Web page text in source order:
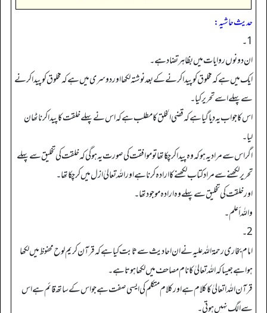
حدیث حاشیہ:
1۔
ان دونوں روایات میں بظاہر تضاد ہے۔
ایک میں ہے کہ مخلوق کو پیدا کرنے کے بعد نوشتہ لکھا اور دوسری میں ہےکہ مخلوق کو پیدا کرنے
سے پہلے اسے تحریر کیا۔
اس کا جواب یہ دیا گیا ہے کہ قضی الخلق کا مطلب ہے کہ اس نے پہلے خلقت کا پیدا کرنا ٹھان
لیا۔
اگر اس سے مراد یہ ہو کہ وہ پیدا کر چکاتھا تو موافقت کی صورت یہ ہوگی کہ خلقت کی تخلیق سےپہلے
تحریر لکھنے سے مراد کتاب لکھنے کا ارادہ کرنا ہے اور اللہ تعالیٰ ازل میں کر چکا تھا۔
اور خلقت کی تخلیق سے پہلے وہ ارادہ موجود تھا۔
واللہ أعلم۔
2۔
امام بخاری رحمۃ اللہ علیہ نے ان احادیث سے ثابت کیا ہے کہ قرآن کریم لوح محفوظ میں لکھا
ہوا ہے جیسا کہ اللہ تعالیٰ کا نام مصاحف میں لکھا ہوتا ہے۔
قرآن اللہ اتعالیٰ کا کلام ہے اور کلام متکلم کی ایسی صفت ہے جو اس کے ساتھ قائم ہے اس
سے الگ نہیں ہوتی۔